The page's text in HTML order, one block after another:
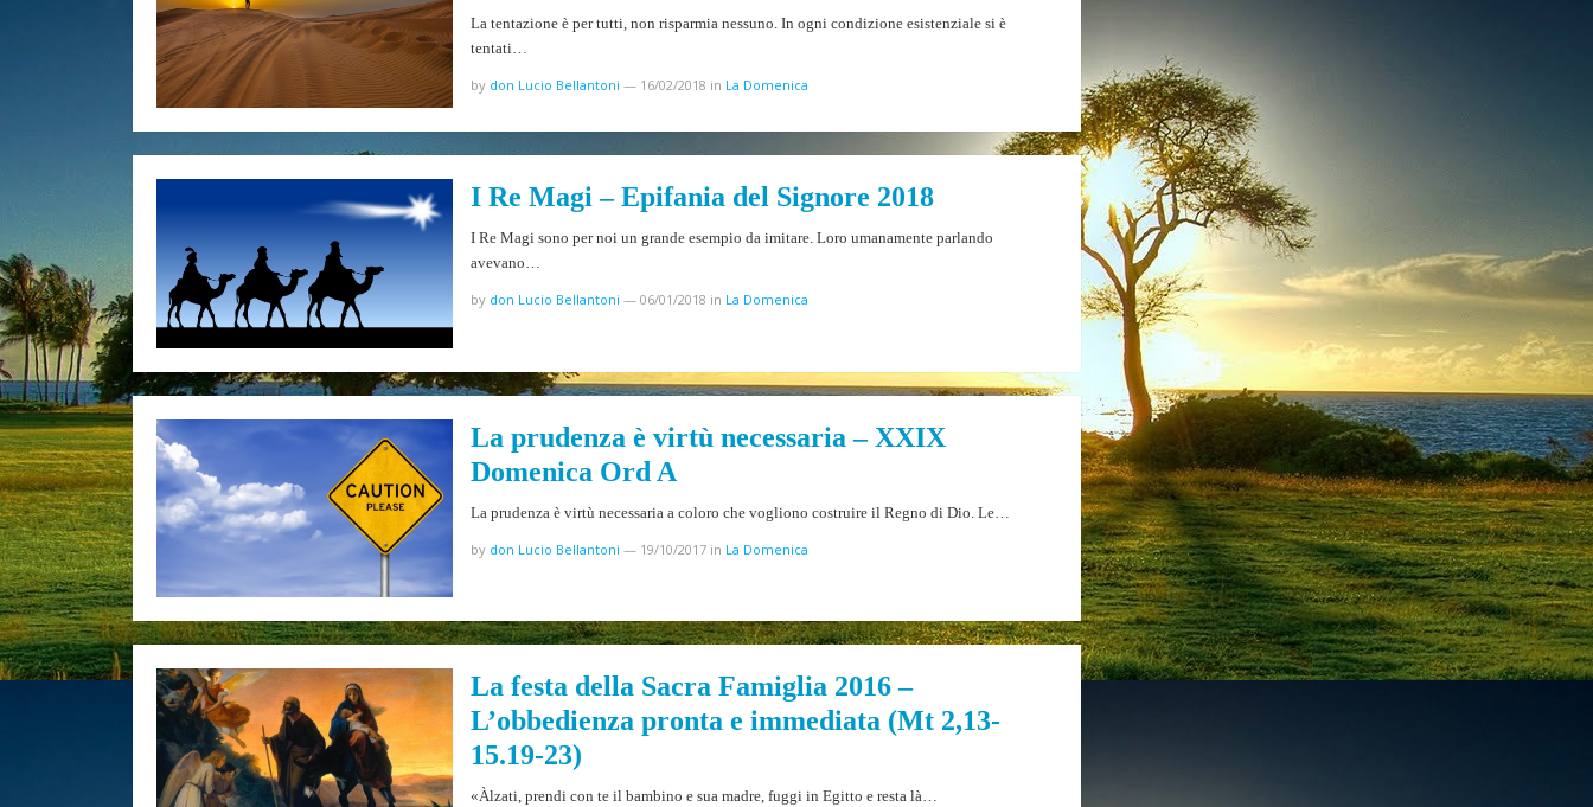
La tentazione è per tutti, non risparmia nessuno. In ogni condizione esistenziale si è
tentati…
by don Lucio Bellantoni — 16/02/2018 in La Domenica
I Re Magi – Epifania del Signore 2018
I Re Magi sono per noi un grande esempio da imitare. Loro umanamente parlando
avevano…
by don Lucio Bellantoni — 06/01/2018 in La Domenica
La prudenza è virtù necessaria – XXIX
Domenica Ord A
La prudenza è virtù necessaria a coloro che vogliono costruire il Regno di Dio. Le…
by don Lucio Bellantoni — 19/10/2017 in La Domenica
La festa della Sacra Famiglia 2016 –
L’obbedienza pronta e immediata (Mt 2,13-
15.19-23)
«Àlzati, prendi con te il bambino e sua madre, fuggi in Egitto e resta là…